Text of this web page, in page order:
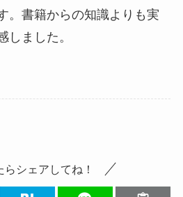
。書籍からの知識よりも実
しました。
らシェアしてね！